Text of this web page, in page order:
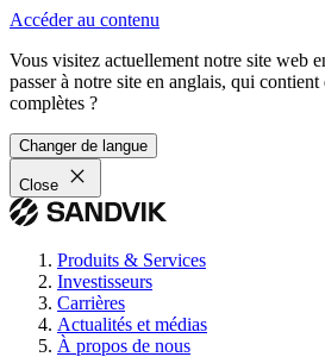
Accéder au contenu
Vous visitez actuellement notre site web
passer à notre site en anglais, qui
complètes ?
Changer de langue
Close
Produits & Services
Investisseurs
Carrières
Actualités et médias
À propos de nous